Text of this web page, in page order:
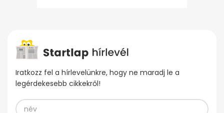
Iratkozz fel a hírlevelünkre, hogy ne maradj le a
legérdekesebb cikkekről!